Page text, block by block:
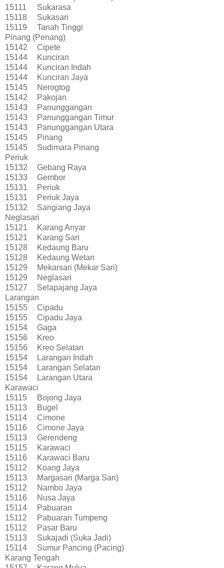
15111
Sukarasa
15118
Sukasari
15119
Tanah Tinggi
Pinang (Penang)
15142
Cipete
15144
Kunciran
15144
Kunciran Indah
15144
Kunciran Jaya
15145
Nerogtog
15142
Pakojan
15143
Panunggangan
15143
Panunggangan Timur
15143
Panunggangan Utara
15145
Pinang
15145
Sudimara Pinang
Periuk
15132
Gebang Raya
15133
Gembor
15131
Periuk
15131
Periuk Jaya
15132
Sangiang Jaya
Neglasari
15121
Karang Anyar
15121
Karang Sari
15128
Kedaung Baru
15128
Kedaung Wetan
15129
Mekarsari (Mekar Sari)
15129
Neglasari
15127
Selapajang Jaya
Larangan
15155
Cipadu
15155
Cipadu Jaya
15154
Gaga
15156
Kreo
15156
Kreo Selatan
15154
Larangan Indah
15154
Larangan Selatan
15154
Larangan Utara
Karawaci
15115
Bojong Jaya
15113
Bugel
15114
Cimone
15116
Cimone Jaya
15113
Gerendeng
15115
Karawaci
15116
Karawaci Baru
15112
Koang Jaya
15113
Margasari (Marga Sari)
15112
Nambo Jaya
15116
Nusa Jaya
15114
Pabuaran
15112
Pabuaran Tumpeng
15112
Pasar Baru
15113
Sukajadi (Suka Jadi)
15114
Sumur Pancing (Pacing)
Karang Tengah